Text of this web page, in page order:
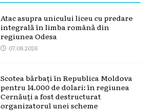
Atac asupra unicului liceu cu predare
integrală în limba română din
regiunea Odesa
07.08.2026
Scotea bărbați în Republica Moldova
pentru 14.000 de dolari: în regiunea
Cernăuți a fost destructurat
organizatorul unei scheme